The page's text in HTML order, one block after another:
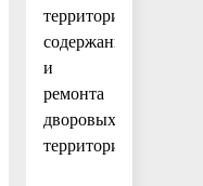
территорий,
содержания
и
ремонта
дворовых
территорий